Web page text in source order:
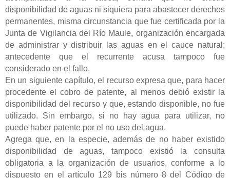
disponibilidad de aguas ni siquiera para abastecer derechos
permanentes, misma circunstancia que fue certificada por la
Junta de Vigilancia del Río Maule, organización encargada
de administrar y distribuir las aguas en el cauce natural;
antecedente que el recurrente acusa tampoco fue
considerado en el fallo.
En un siguiente capítulo, el recurso expresa que, para hacer
procedente el cobro de patente, al menos debió existir la
disponibilidad del recurso y que, estando disponible, no fue
utilizado. Sin embargo, si no hay agua para utilizar, no
puede haber patente por el no uso del agua.
Agrega que, en la especie, además de no haber existido
disponibilidad de aguas, tampoco existió la consulta
obligatoria a la organización de usuarios, conforme a lo
dispuesto en el artículo 129 bis número 8 del Código de